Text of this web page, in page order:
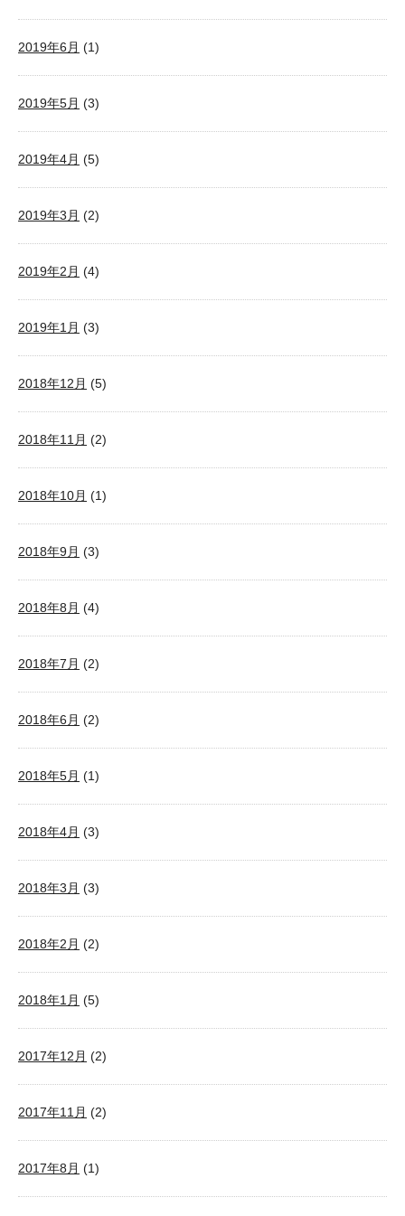
2019年6月 (1)
2019年5月 (3)
2019年4月 (5)
2019年3月 (2)
2019年2月 (4)
2019年1月 (3)
2018年12月 (5)
2018年11月 (2)
2018年10月 (1)
2018年9月 (3)
2018年8月 (4)
2018年7月 (2)
2018年6月 (2)
2018年5月 (1)
2018年4月 (3)
2018年3月 (3)
2018年2月 (2)
2018年1月 (5)
2017年12月 (2)
2017年11月 (2)
2017年8月 (1)